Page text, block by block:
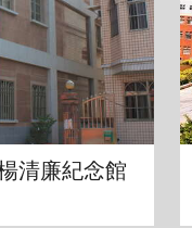
清廉紀念館